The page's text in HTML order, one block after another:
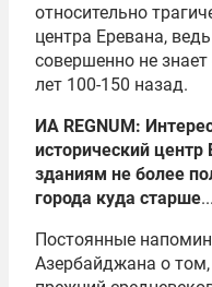
относительно
центра Еревана,
совершенно не
лет 100-150 назад.
ИА REGNUM:
исторический
зданиям не более
города куда старше...
Постоянные
Азербайджана о